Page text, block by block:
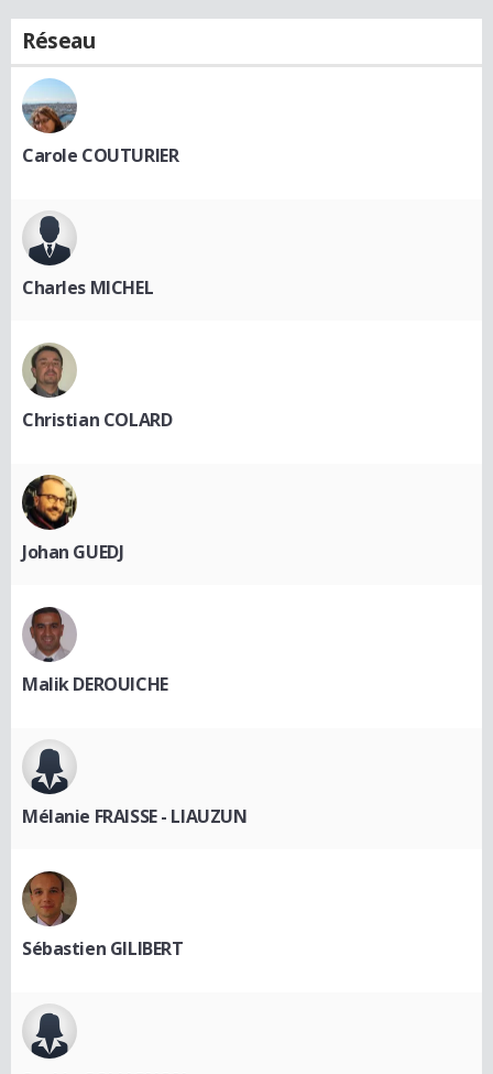
Réseau
Carole COUTURIER
Charles MICHEL
Christian COLARD
Johan GUEDJ
Malik DEROUICHE
Mélanie FRAISSE - LIAUZUN
Sébastien GILIBERT